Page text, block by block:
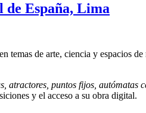
España, Lima
de arte, ciencia y espacios
atractores, puntos fijos, autómatas
y el acceso a su obra digital.